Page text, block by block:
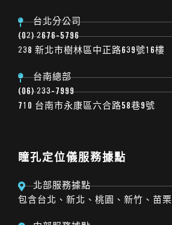
台北分公司
(02) 2676-5796
238 新北市樹林區中正路639號16樓
台南總部
(06) 233-7999
710 台南市永康區六合路58巷9號
瞳孔定位儀服務據點
北部服務據點
包含台北、新北、桃園、新竹、苗栗